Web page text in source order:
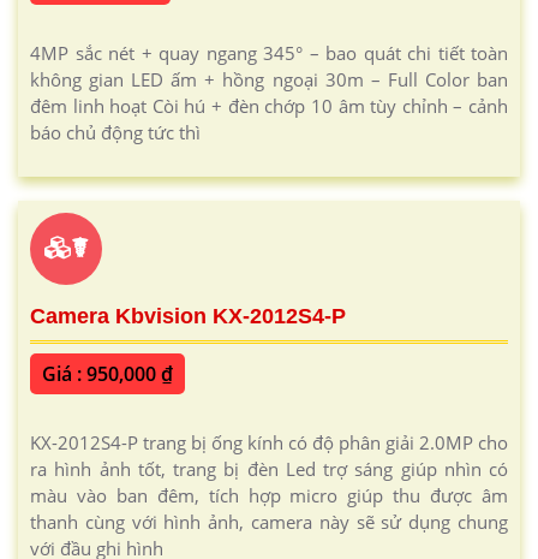
4MP sắc nét + quay ngang 345° – bao quát chi tiết toàn
không gian LED ấm + hồng ngoại 30m – Full Color ban
đêm linh hoạt Còi hú + đèn chớp 10 âm tùy chỉnh – cảnh
báo chủ động tức thì
☤
Camera Kbvision KX-2012S4-P
Giá : 950,000 ₫
KX-2012S4-P trang bị ống kính có độ phân giải 2.0MP cho
ra hình ảnh tốt, trang bị đèn Led trợ sáng giúp nhìn có
màu vào ban đêm, tích hợp micro giúp thu được âm
thanh cùng với hình ảnh, camera này sẽ sử dụng chung
với đầu ghi hình